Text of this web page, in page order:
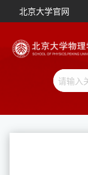
北京大学官网